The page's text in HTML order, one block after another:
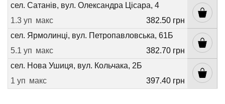
сел. Сатанів, вул. Олександра Цісара, 4
1.3 уп макс
382.50 грн
сел. Ярмолинці, вул. Петропавловська, 61Б
5.1 уп макс
382.70 грн
сел. Нова Ушиця, вул. Кольчака, 2Б
1 уп макс 397.40 грн